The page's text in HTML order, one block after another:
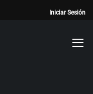
Iniciar Sesión